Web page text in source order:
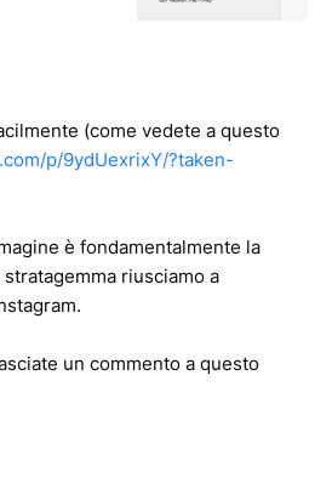
(come vedete a questo
p/9ydUexrixY/?taken-
è fondamentalmente la
riusciamo a
un commento a questo